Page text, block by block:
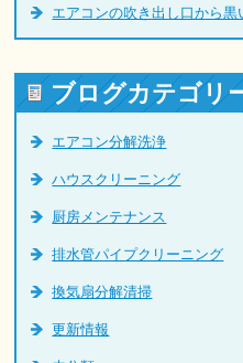
エアコンの吹き出し口から
ブログカテゴリ
エアコン分解洗浄
ハウスクリーニング
厨房メンテナンス
排水管パイプクリーニング
換気扇分解清掃
更新情報